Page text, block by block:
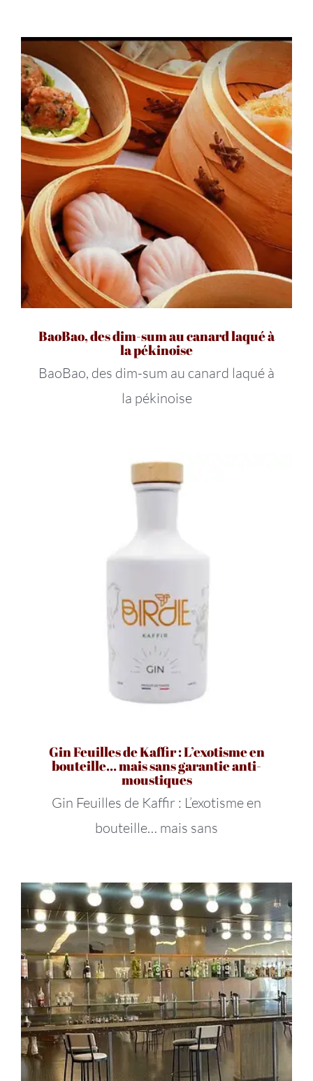
BaoBao, des dim-sum au canard laqué à
la pékinoise
BaoBao, des dim-sum au canard laqué à
la pékinoise
Gin Feuilles de Kaffir : L’exotisme en
bouteille… mais sans garantie anti-
moustiques
Gin Feuilles de Kaffir : L’exotisme en
bouteille… mais sans